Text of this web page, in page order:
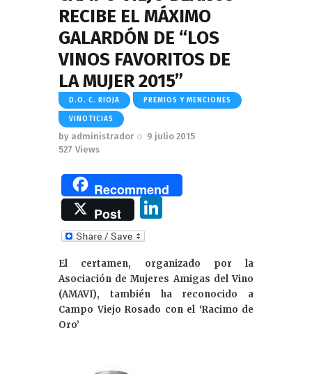
RECIBE EL MÁXIMO
GALARDÓN DE “LOS
VINOS FAVORITOS DE
LA MUJER 2015”
D.O. C. RIOJA PREMIOS Y MENCIONES
VINOTICIAS
by administrador
9 julio 2015
527 Views
Recommend
Post
k
e
dI
n
El certamen, organizado por la
Asociación de Mujeres Amigas del Vino
(AMAVI), también ha reconocido a
Campo Viejo Rosado con el ‘Racimo de
Oro’